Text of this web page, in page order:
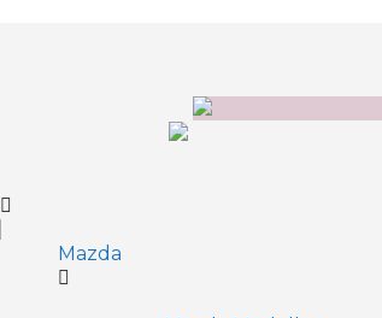
Mazda